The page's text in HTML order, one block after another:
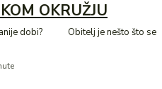
OKRUŽJU
dobi? Obitelj je nešto što se